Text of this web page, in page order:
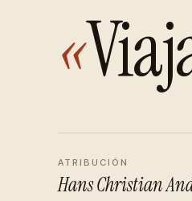
«
ATRIBUCIÓN
Hans Christian